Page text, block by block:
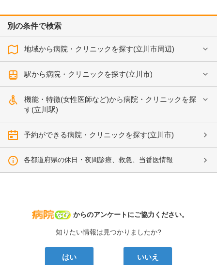
別の条件で検索
地域から病院・クリニックを探す(立川市周辺)
駅から病院・クリニックを探す(立川市)
機能・特徴(女性医師など)から病院・クリニックを探
す(立川駅)
予約ができる病院・クリニックを探す(立川市)
各都道府県の休日・夜間診療、救急、当番医情報
病院なび
からのアンケートにご協力ください。
知りたい情報は見つかりましたか?
はい いいえ